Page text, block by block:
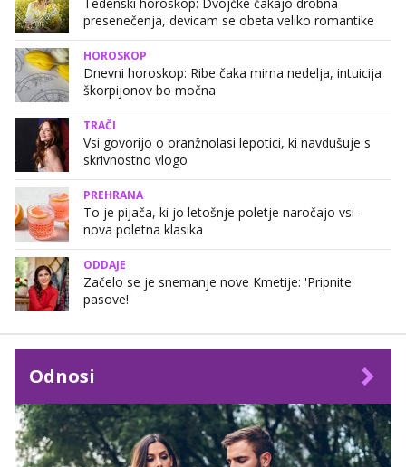
presenečenja, devicam se obeta veliko romantike
HOROSKOP
Dnevni horoskop: Ribe čaka mirna nedelja, intuicija
škorpijonov bo močna
TRAČI
Vsi govorijo o oranžnolasi lepotici, ki navdušuje s
skrivnostno vlogo
PREHRANA
To je pijača, ki jo letošnje poletje naročajo vsi -
nova poletna klasika
ODDAJE
Začelo se je snemanje nove Kmetije: 'Pripnite
pasove!'
Odnosi